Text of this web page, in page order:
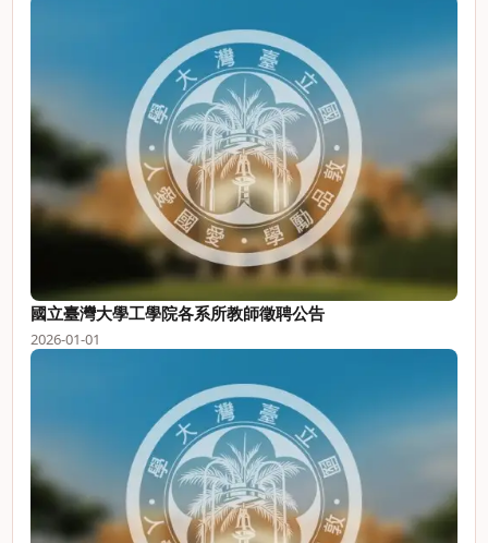
國立臺灣大學工學院各系所教師徵聘公告
2026-01-01